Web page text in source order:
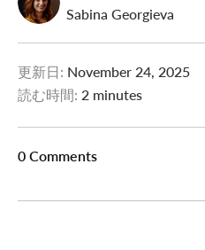
Sabina Georgieva
更新日: November 24, 2025
読む時間: 2 minutes
0 Comments